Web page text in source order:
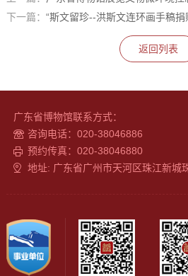
下一篇： “斯文留珍--洪斯文连环画手稿捐赠
返回列表
广东省博物馆联系方式：
咨询电话：020-38046886
预约传真：020-38046880
地址: 广东省广州市天河区珠江新城